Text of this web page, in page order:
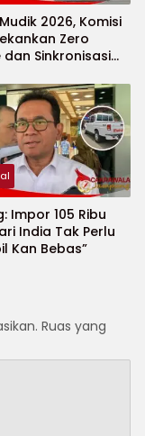
2026, Komisi
Zero
dan Sinkronisasi
Impor 105 Ribu
India Tak Perlu
Kan Bebas”
Ruas yang